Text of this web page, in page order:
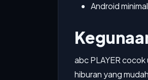
Android
abc PLAYER
hiburan yang